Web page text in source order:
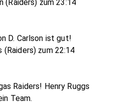
(Raiders) zum 23:14
D. Carlson ist gut!
(Raiders) zum 22:14
Raiders! Henry Ruggs
Team.